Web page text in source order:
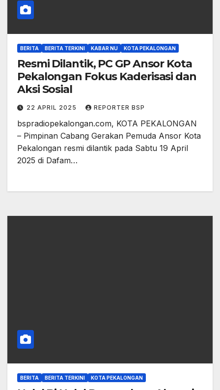
BERITA BERITA TERKINI KABAR NU KOTA PEKALONGAN
Resmi Dilantik, PC GP Ansor Kota
Pekalongan Fokus Kaderisasi dan
Aksi Sosial
22 APRIL 2025 REPORTER BSP
bspradiopekalongan.com, KOTA PEKALONGAN
– Pimpinan Cabang Gerakan Pemuda Ansor Kota
Pekalongan resmi dilantik pada Sabtu 19 April
2025 di Dafam…
BERITA BERITA TERKINI KOTA PEKALONGAN